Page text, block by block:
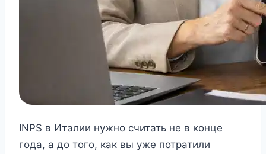
INPS в Италии нужно считать не в конце
года, а до того, как вы уже потратили